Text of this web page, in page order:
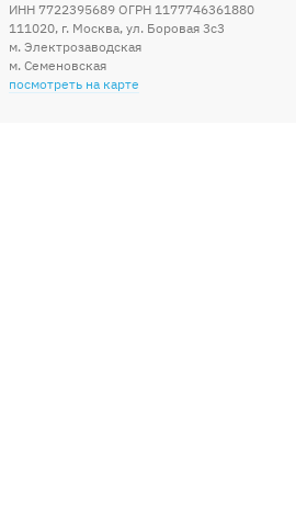
ИНН 7722395689 ОГРН 1177746361880
111020, г. Москва, ул. Боровая 3c3
м. Электрозаводская
м. Семеновская
посмотреть на карте